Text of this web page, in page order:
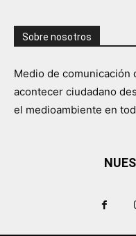
Sobre nosotros
Medio de comunicación
acontecer ciudadano
el medioambiente en